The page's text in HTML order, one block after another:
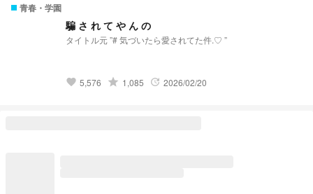
青春・学園
騙 さ れ て や ん の
favorite 5,576 grade 1,085 update 2026/02/20